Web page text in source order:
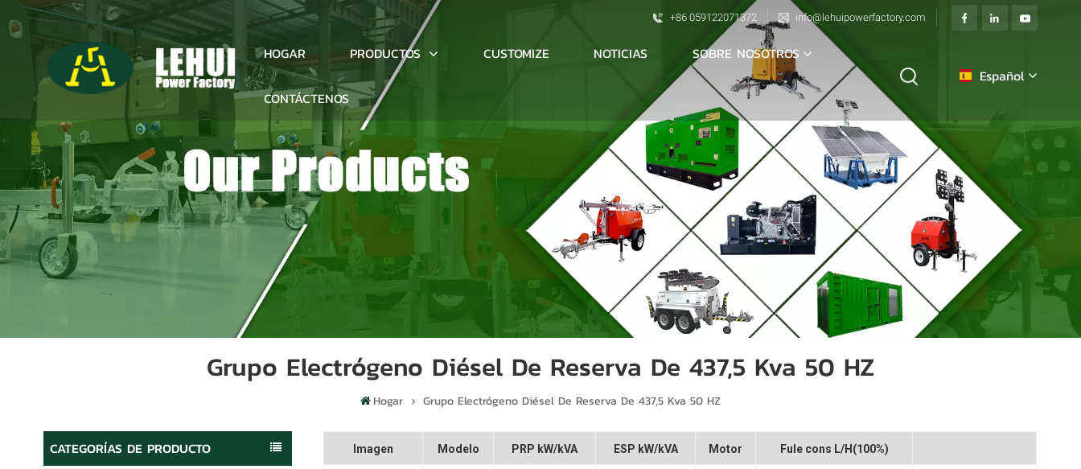
+86 059122071372 info@lehuipowerfactory.com
HOGAR PRODUCTOS CUSTOMIZE NOTICIAS SOBRE NOSOTROS
CONTÁCTENOS
Español
français
Deutsch
italiano
русский
español
Melayu
Grupo Electrógeno Diésel De Reserva De 437,5 Kva 50 HZ
Hogar Grupo Electrógeno Diésel De Reserva De 437,5 Kva 50 HZ
CATEGORÍAS DE PRODUCTO Imagen Modelo PRP kW/kVA ESP kW/kVA Motor Fule cons L/H(100%)